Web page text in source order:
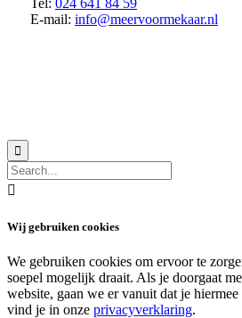
Tel: 024 641 84 59
E-mail: info@meervoormekaar.nl


Wij gebruiken cookies
We gebruiken cookies om ervoor te
soepel mogelijk draait. Als je doorgaat
website, gaan we er vanuit dat je
vind je in onze privacyverklaring.